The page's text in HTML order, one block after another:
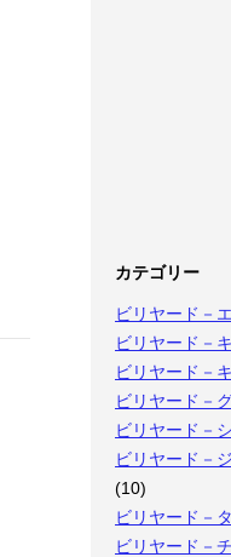
カテゴリー
ビリヤード－
ビリヤード－
ビリヤード－
ビリヤード－
ビリヤード－
ビリヤード－
(10)
ビリヤード－
ビリヤード－